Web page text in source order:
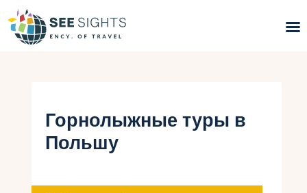
Горящие туры
Типы Туров
Горнолыжные туры в
Польшу